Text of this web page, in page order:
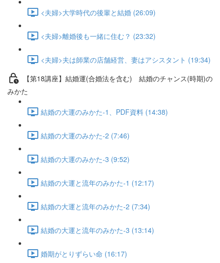
<夫婦>大学時代の後輩と結婚 (26:09)
<夫婦>離婚後も一緒に住む？ (23:32)
<夫婦>夫は師業の店舗経営、妻はアシスタント (19:34)
【第18講座】結婚運(合婚法を含む) 結婚のチャンス(時期)の
みかた
結婚の大運のみかた-1、PDF資料 (14:38)
結婚の大運のみかた-2 (7:46)
結婚の大運のみかた-3 (9:52)
結婚の大運と流年のみかた-1 (12:17)
結婚の大運と流年のみかた-2 (7:34)
結婚の大運と流年のみかた-3 (13:14)
婚期がとりずらい命 (16:17)